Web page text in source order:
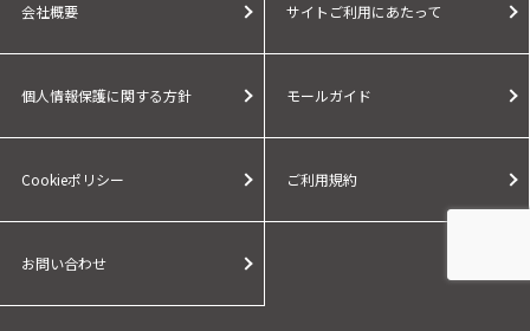
会社概要 サイトご利用にあたって
個人情報保護に関する方針 モールガイド
Cookieポリシー ご利用規約
お問い合わせ